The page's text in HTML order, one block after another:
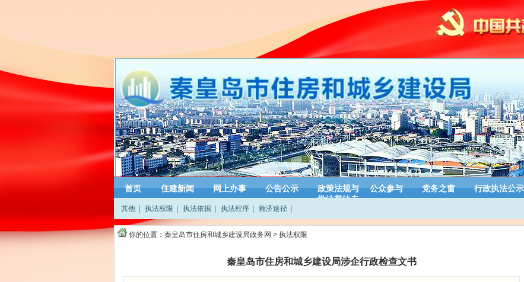
首页 住建新闻 网上办事 公告公示
政策法规与
学法普法专
公众参与 党务之窗 行政执法公示
其他 执法权限 执法依据 执法程序 救济途径
你的位置： 秦皇岛市住房和城乡建设局政务网 > 执法权限
秦皇岛市住房和城乡建设局涉企行政检查文书